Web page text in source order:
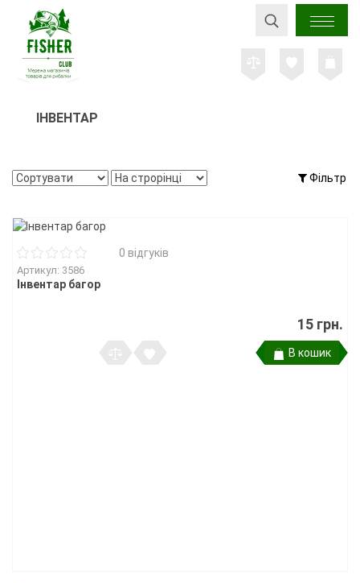
ІНВЕНТАР
Фільтр
0 відгуків
Артикул: 3586
Інвентар багор
15 грн.
В кошик